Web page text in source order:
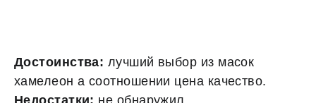
Достоинства: лучший выбор из масок
хамелеон а соотношении цена качество.
Недостатки: не обнаружил